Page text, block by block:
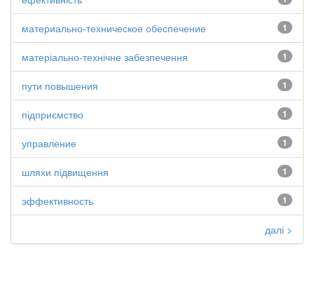
1
материально-техническое обеспечение
1
матеріально-технічне забезпечення
1
пути повышения
1
підприємство
1
управление
1
шляхи підвищення
1
эффективность
далі >